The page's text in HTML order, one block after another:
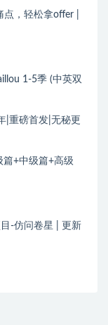
，轻松拿offer |
1-5季 (中英双
|重磅首发|无秘更
篇+中级篇+高级
-仿问卷星 | 更新